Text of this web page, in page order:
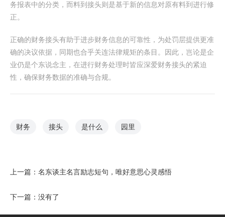
务报表中的分类，而料到接头则是基于新的信息对原有料到进行修
正。
正确的财务接头有助于进步财务信息的可靠性，为处罚层提供更准
确的决议依据，同期也合乎关连法律规矩的条目。因此，岂论是企
业仍是个东说念主，在进行财务处理时皆应深爱财务接头的紧迫
性，确保财务数据的准确与合规。
财务 接头 是什么 园里
上一篇： 名东谈主名言励志短句，唯好意思心灵感悟
下一篇：没有了